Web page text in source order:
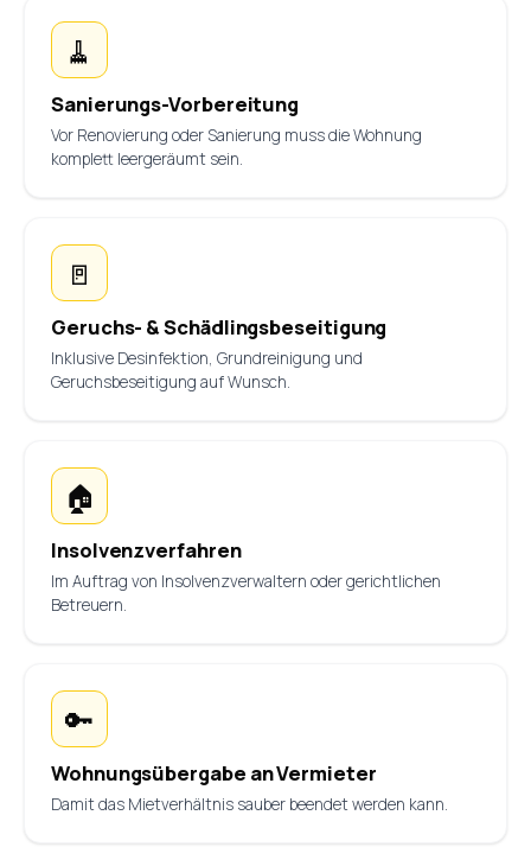
🧹
Sanierungs-Vorbereitung
Vor Renovierung oder Sanierung muss die Wohnung
komplett leergeräumt sein.
🚪
Geruchs- & Schädlingsbeseitigung
Inklusive Desinfektion, Grundreinigung und
Geruchsbeseitigung auf Wunsch.
🏠
Insolvenzverfahren
Im Auftrag von Insolvenzverwaltern oder gerichtlichen
Betreuern.
🔑
Wohnungsübergabe an Vermieter
Damit das Mietverhältnis sauber beendet werden kann.